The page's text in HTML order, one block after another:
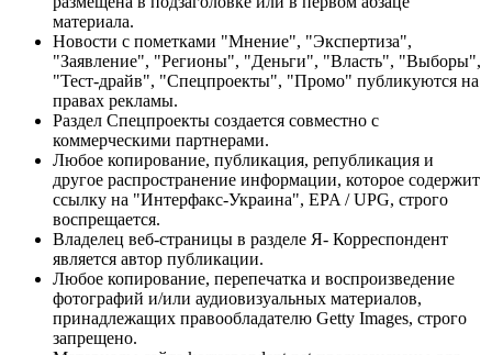
материала.
Новости с пометками "Мнение", "Экспертиза",
"Заявление", "Регионы", "Деньги", "Власть", "Выборы",
"Тест-драйв", "Спецпроекты", "Промо" публикуются на
правах рекламы.
Раздел Спецпроекты создается совместно с
коммерческими партнерами.
Любое копирование, публикация, републикация и
другое распространение информации, которое содержит
ссылку на "Интерфакс-Украина", EPA / UPG, строго
воспрещается.
Владелец веб-страницы в разделе Я- Корреспондент
является автор публикации.
Любое копирование, перепечатка и воспроизведение
фотографий и/или аудиовизуальных материалов,
принадлежащих правообладателю Getty Images, строго
запрещено.